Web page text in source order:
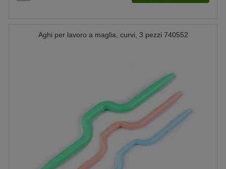
Aghi per lavoro a maglia, curvi, 3 pezzi 740552